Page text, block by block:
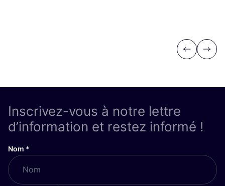
Previous
Next
Inscrivez-vous à notre lettre
d’information et restez informé !
Nom *